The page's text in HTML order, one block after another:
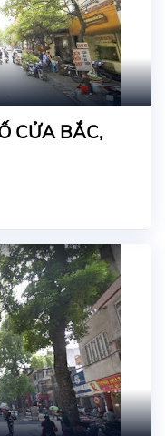
CỬA BẮC,